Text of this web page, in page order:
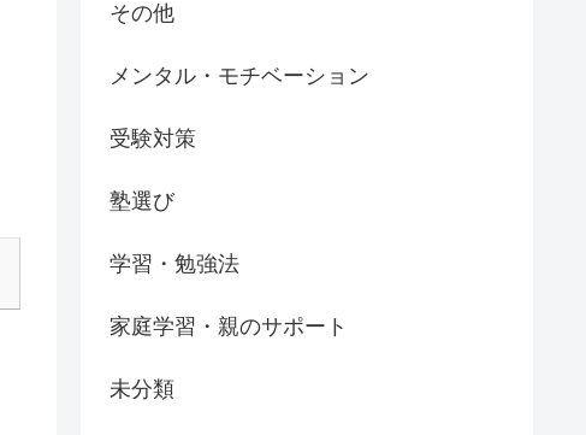
その他
メンタル・モチベーション
受験対策
塾選び
学習・勉強法
家庭学習・親のサポート
未分類